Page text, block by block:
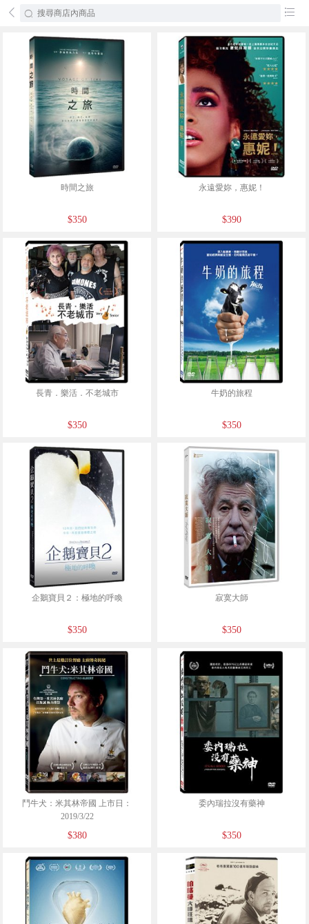
󰄕 󰂦
時間之旅
$350
永遠愛妳，惠妮！
$390
長青．樂活．不老城市
$350
牛奶的旅程
$350
企鵝寶貝２：極地的呼喚
$350
寂寞大師
$350
鬥牛犬：米其林帝國 上市日：
2019/3/22
$380
委內瑞拉沒有藥神
$350